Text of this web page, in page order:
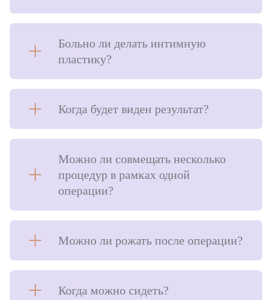
Больно ли делать интимную
пластику?
Когда будет виден результат?
Можно ли совмещать несколько
процедур в рамках одной
операции?
Можно ли рожать после операции?
Когда можно сидеть?